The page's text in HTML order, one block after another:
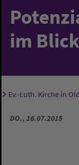
im Blick
Sie sind hier:
Ev.-Luth. Kirche in
DO., 16.07.2015